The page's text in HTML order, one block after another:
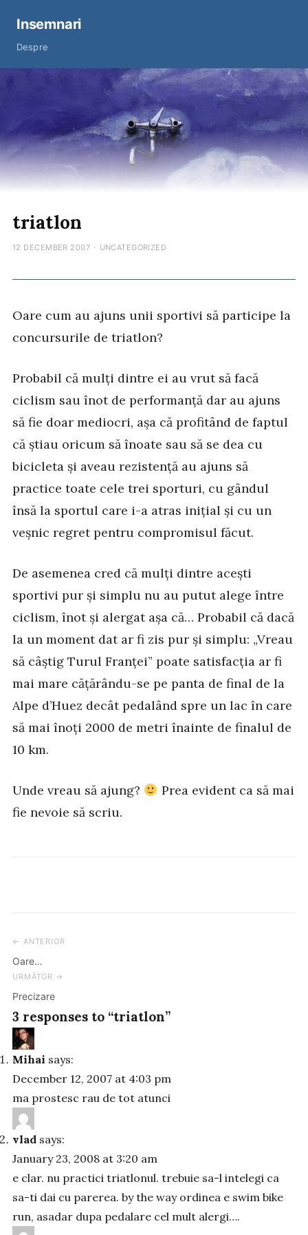
Insemnari
Despre
triatlon
12 DECEMBER 2007 · UNCATEGORIZED
Oare cum au ajuns unii sportivi să participe la
concursurile de triatlon?
Probabil că mulți dintre ei au vrut să facă
ciclism sau înot de performanță dar au ajuns
să fie doar mediocri, așa că profitând de faptul
că știau oricum să înoate sau să se dea cu
bicicleta și aveau rezistență au ajuns să
practice toate cele trei sporturi, cu gândul
însă la sportul care i-a atras inițial și cu un
veșnic regret pentru compromisul făcut.
De asemenea cred că mulți dintre acești
sportivi pur și simplu nu au putut alege între
ciclism, înot și alergat așa că… Probabil că dacă
la un moment dat ar fi zis pur și simplu: „Vreau
să câștig Turul Franței” poate satisfacția ar fi
mai mare cățărându-se pe panta de final de la
Alpe d’Huez decât pedalând spre un lac în care
să mai înoți 2000 de metri înainte de finalul de
10 km.
Unde vreau să ajung?
Prea evident ca să mai
fie nevoie să scriu.
Post
navigation
← ANTERIOR
Oare…
URMĂTOR →
Precizare
3 responses to “triatlon”
Mihai says:
December 12, 2007 at 4:03 pm
ma prostesc rau de tot atunci
vlad says:
January 23, 2008 at 3:20 am
e clar. nu practici triatlonul. trebuie sa-l intelegi ca
sa-ti dai cu parerea. by the way ordinea e swim bike
run, asadar dupa pedalare cel mult alergi….